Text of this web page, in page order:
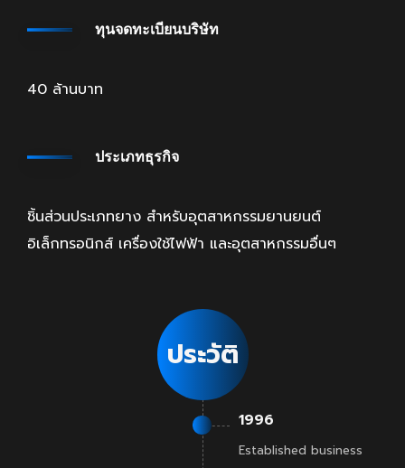
ทุนจดทะเบียนบริษัท
40 ล้านบาท
ประเภทธุรกิจ
ชิ้นส่วนประเภทยาง สำหรับอุตสาหกรรมยานยนต์
อิเล็กทรอนิกส์ เครื่องใช้ไฟฟ้า และอุตสาหกรรมอื่นๆ
ประวัติ
1996
Established business